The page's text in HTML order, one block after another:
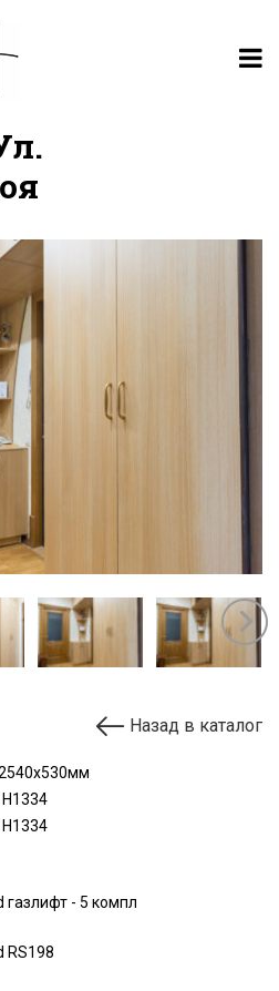
Назад в каталог
газлифт - 5 компл
RS198